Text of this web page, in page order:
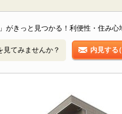
がきっと見つかる！利便性・住み
見てみませんか？ 内見する